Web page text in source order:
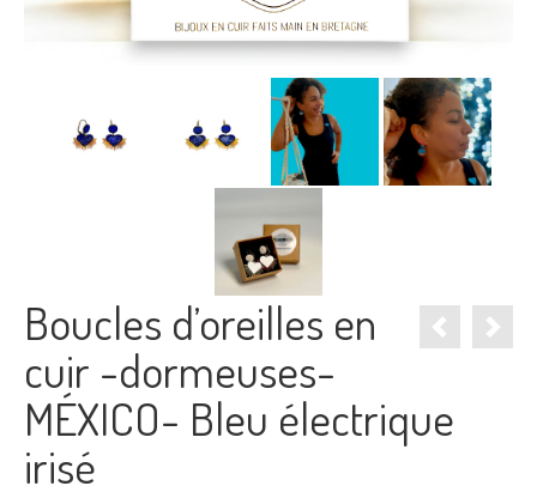
Boucles d’oreilles en
cuir -dormeuses-
MÉXICO- Bleu électrique
irisé